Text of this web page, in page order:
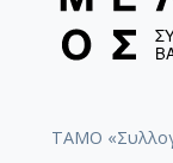
ΤΑΜΟ